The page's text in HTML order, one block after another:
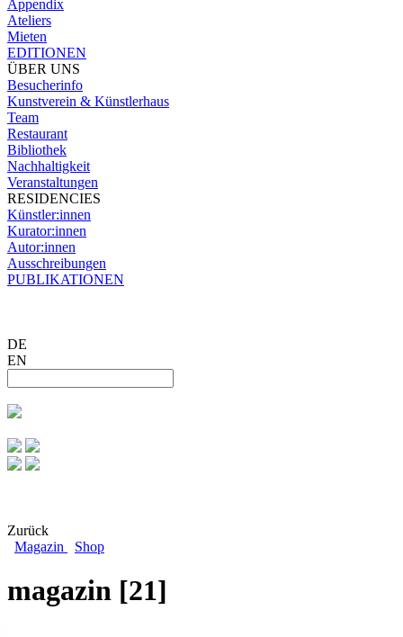
Appendix
Ateliers
Mieten
EDITIONEN
ÜBER UNS
Besucherinfo
Kunstverein & Künstlerhaus
Team
Restaurant
Bibliothek
Nachhaltigkeit
Veranstaltungen
RESIDENCIES
Künstler:innen
Kurator:innen
Autor:innen
Ausschreibungen
PUBLIKATIONEN
DE
EN
Zurück
Magazin
Shop
magazin [21]